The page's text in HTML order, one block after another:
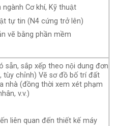
Cơ khí, Kỹ thuật
tự tin (N4 cứng trở lên)
vẽ bằng phần mềm
sẵn, sắp xếp theo nội dung đơn
tùy chỉnh) Vẽ sơ đồ bố trí đất
nhà (đồng thời xem xét phạm
v.v.)
liên quan đến thiết kế máy